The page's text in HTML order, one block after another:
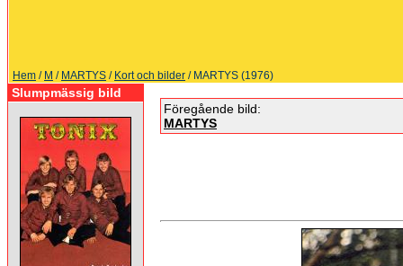
Hem / M / MARTYS / Kort och bilder / MARTYS (1976)
Slumpmässig bild
Föregående bild:
MARTYS